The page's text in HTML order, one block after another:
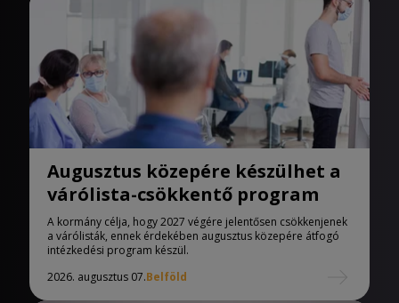
Augusztus közepére készülhet a
várólista-csökkentő program
A kormány célja, hogy 2027 végére jelentősen csökkenjenek
a várólisták, ennek érdekében augusztus közepére átfogó
intézkedési program készül.
2026. augusztus 07.Belföld